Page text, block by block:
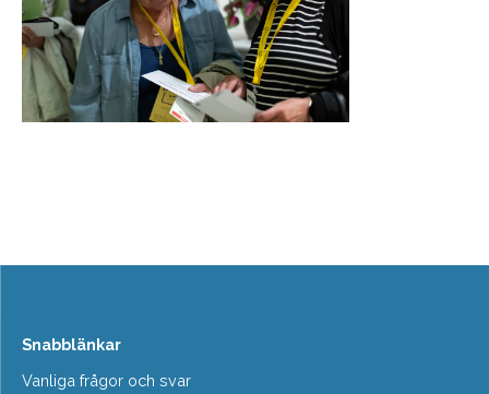
Snabblänkar
Vanliga frågor och svar